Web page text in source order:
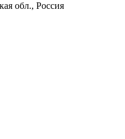
обл., Россия